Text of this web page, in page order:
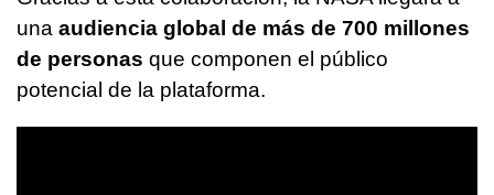
una audiencia global de más de 700 millones
de personas que componen el público
potencial de la plataforma.